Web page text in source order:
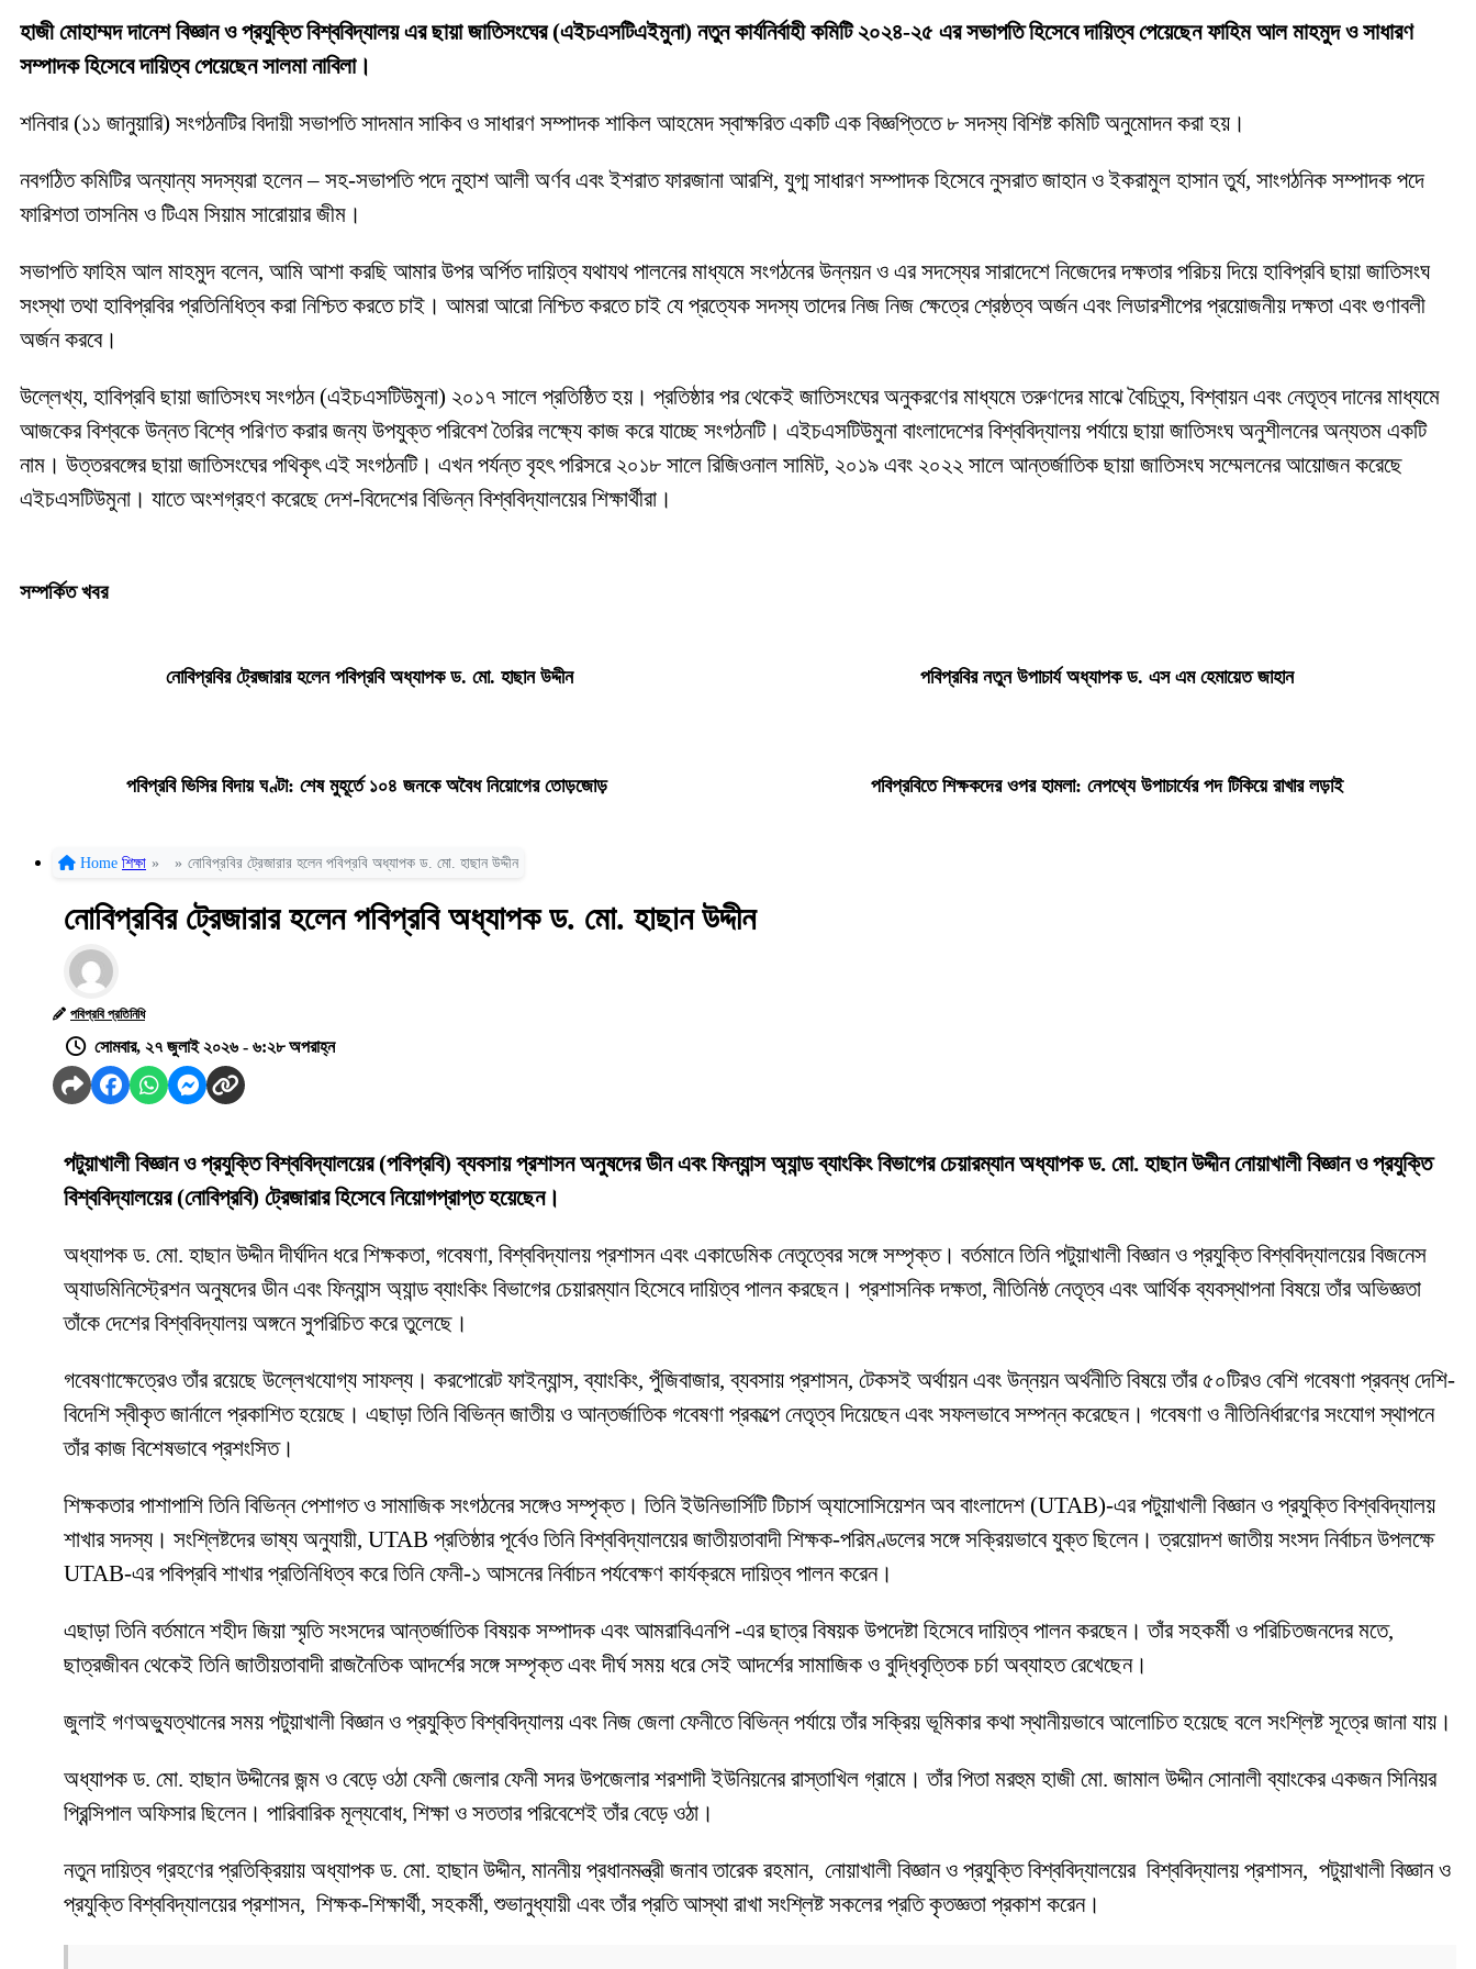
হাজী মোহাম্মদ দানেশ বিজ্ঞান ও প্রযুক্তি বিশ্ববিদ্যালয় এর ছায়া জাতিসংঘের (এইচএসটিএইমুনা) নতুন কার্যনির্বাহী কমিটি ২০২৪-২৫ এর সভাপতি হিসেবে দায়িত্ব পেয়েছেন ফাহিম আল মাহমুদ ও সাধারণ
সম্পাদক হিসেবে দায়িত্ব পেয়েছেন সালমা নাবিলা।
শনিবার (১১ জানুয়ারি) সংগঠনটির বিদায়ী সভাপতি সাদমান সাকিব ও সাধারণ সম্পাদক শাকিল আহমেদ স্বাক্ষরিত একটি এক বিজ্ঞপ্তিতে ৮ সদস্য বিশিষ্ট কমিটি অনুমোদন করা হয়।
নবগঠিত কমিটির অন্যান্য সদস্যরা হলেন – সহ-সভাপতি পদে নুহাশ আলী অর্ণব এবং ইশরাত ফারজানা আরশি, যুগ্ম সাধারণ সম্পাদক হিসেবে নুসরাত জাহান ও ইকরামুল হাসান তুর্য, সাংগঠনিক সম্পাদক পদে
ফারিশতা তাসনিম ও টিএম সিয়াম সারোয়ার জীম।
সভাপতি ফাহিম আল মাহমুদ বলেন, আমি আশা করছি আমার উপর অর্পিত দায়িত্ব যথাযথ পালনের মাধ্যমে সংগঠনের উন্নয়ন ও এর সদস্যের সারাদেশে নিজেদের দক্ষতার পরিচয় দিয়ে হাবিপ্রবি ছায়া জাতিসংঘ
সংস্থা তথা হাবিপ্রবির প্রতিনিধিত্ব করা নিশ্চিত করতে চাই। আমরা আরো নিশ্চিত করতে চাই যে প্রত্যেক সদস্য তাদের নিজ নিজ ক্ষেত্রে শ্রেষ্ঠত্ব অর্জন এবং লিডারশীপের প্রয়োজনীয় দক্ষতা এবং গুণাবলী
অর্জন করবে।
উল্লেখ্য, হাবিপ্রবি ছায়া জাতিসংঘ সংগঠন (এইচএসটিউমুনা) ২০১৭ সালে প্রতিষ্ঠিত হয়। প্রতিষ্ঠার পর থেকেই জাতিসংঘের অনুকরণের মাধ্যমে তরুণদের মাঝে বৈচিত্র্য, বিশ্বায়ন এবং নেতৃত্ব দানের মাধ্যমে
আজকের বিশ্বকে উন্নত বিশ্বে পরিণত করার জন্য উপযুক্ত পরিবেশ তৈরির লক্ষ্যে কাজ করে যাচ্ছে সংগঠনটি। এইচএসটিউমুনা বাংলাদেশের বিশ্ববিদ্যালয় পর্যায়ে ছায়া জাতিসংঘ অনুশীলনের অন্যতম একটি
নাম। উত্তরবঙ্গের ছায়া জাতিসংঘের পথিকৃৎ এই সংগঠনটি। এখন পর্যন্ত বৃহৎ পরিসরে ২০১৮ সালে রিজিওনাল সামিট, ২০১৯ এবং ২০২২ সালে আন্তর্জাতিক ছায়া জাতিসংঘ সম্মেলনের আয়োজন করেছে
এইচএসটিউমুনা। যাতে অংশগ্রহণ করেছে দেশ-বিদেশের বিভিন্ন বিশ্ববিদ্যালয়ের শিক্ষার্থীরা।
সম্পর্কিত খবর
নোবিপ্রবির ট্রেজারার হলেন পবিপ্রবি অধ্যাপক ড. মো. হাছান উদ্দীন পবিপ্রবির নতুন উপাচার্য অধ্যাপক ড. এস এম হেমায়েত জাহান
পবিপ্রবি ভিসির বিদায় ঘণ্টা: শেষ মুহূর্তে ১০৪ জনকে অবৈধ নিয়োগের তোড়জোড় পবিপ্রবিতে শিক্ষকদের ওপর হামলা: নেপথ্যে উপাচার্যের পদ টিকিয়ে রাখার লড়াই
Home শিক্ষা » » নোবিপ্রবির ট্রেজারার হলেন পবিপ্রবি অধ্যাপক ড. মো. হাছান উদ্দীন
নোবিপ্রবির ট্রেজারার হলেন পবিপ্রবি অধ্যাপক ড. মো. হাছান উদ্দীন
পবিপ্রবি প্রতিনিধি
সোমবার, ২৭ জুলাই ২০২৬ - ৬:২৮ অপরাহ্ন
পটুয়াখালী বিজ্ঞান ও প্রযুক্তি বিশ্ববিদ্যালয়ের (পবিপ্রবি) ব্যবসায় প্রশাসন অনুষদের ডীন এবং ফিন্যান্স অ্যান্ড ব্যাংকিং বিভাগের চেয়ারম্যান অধ্যাপক ড. মো. হাছান উদ্দীন নোয়াখালী বিজ্ঞান ও প্রযুক্তি
বিশ্ববিদ্যালয়ের (নোবিপ্রবি) ট্রেজারার হিসেবে নিয়োগপ্রাপ্ত হয়েছেন।
অধ্যাপক ড. মো. হাছান উদ্দীন দীর্ঘদিন ধরে শিক্ষকতা, গবেষণা, বিশ্ববিদ্যালয় প্রশাসন এবং একাডেমিক নেতৃত্বের সঙ্গে সম্পৃক্ত। বর্তমানে তিনি পটুয়াখালী বিজ্ঞান ও প্রযুক্তি বিশ্ববিদ্যালয়ের বিজনেস
অ্যাডমিনিস্ট্রেশন অনুষদের ডীন এবং ফিন্যান্স অ্যান্ড ব্যাংকিং বিভাগের চেয়ারম্যান হিসেবে দায়িত্ব পালন করছেন। প্রশাসনিক দক্ষতা, নীতিনিষ্ঠ নেতৃত্ব এবং আর্থিক ব্যবস্থাপনা বিষয়ে তাঁর অভিজ্ঞতা
তাঁকে দেশের বিশ্ববিদ্যালয় অঙ্গনে সুপরিচিত করে তুলেছে।
গবেষণাক্ষেত্রেও তাঁর রয়েছে উল্লেখযোগ্য সাফল্য। করপোরেট ফাইন্যান্স, ব্যাংকিং, পুঁজিবাজার, ব্যবসায় প্রশাসন, টেকসই অর্থায়ন এবং উন্নয়ন অর্থনীতি বিষয়ে তাঁর ৫০টিরও বেশি গবেষণা প্রবন্ধ দেশি-
বিদেশি স্বীকৃত জার্নালে প্রকাশিত হয়েছে। এছাড়া তিনি বিভিন্ন জাতীয় ও আন্তর্জাতিক গবেষণা প্রকল্পে নেতৃত্ব দিয়েছেন এবং সফলভাবে সম্পন্ন করেছেন। গবেষণা ও নীতিনির্ধারণের সংযোগ স্থাপনে
তাঁর কাজ বিশেষভাবে প্রশংসিত।
শিক্ষকতার পাশাপাশি তিনি বিভিন্ন পেশাগত ও সামাজিক সংগঠনের সঙ্গেও সম্পৃক্ত। তিনি ইউনিভার্সিটি টিচার্স অ্যাসোসিয়েশন অব বাংলাদেশ (UTAB)-এর পটুয়াখালী বিজ্ঞান ও প্রযুক্তি বিশ্ববিদ্যালয়
শাখার সদস্য। সংশ্লিষ্টদের ভাষ্য অনুযায়ী, UTAB প্রতিষ্ঠার পূর্বেও তিনি বিশ্ববিদ্যালয়ের জাতীয়তাবাদী শিক্ষক-পরিমণ্ডলের সঙ্গে সক্রিয়ভাবে যুক্ত ছিলেন। ত্রয়োদশ জাতীয় সংসদ নির্বাচন উপলক্ষে
UTAB-এর পবিপ্রবি শাখার প্রতিনিধিত্ব করে তিনি ফেনী-১ আসনের নির্বাচন পর্যবেক্ষণ কার্যক্রমে দায়িত্ব পালন করেন।
এছাড়া তিনি বর্তমানে শহীদ জিয়া স্মৃতি সংসদের আন্তর্জাতিক বিষয়ক সম্পাদক এবং আমরাবিএনপি -এর ছাত্র বিষয়ক উপদেষ্টা হিসেবে দায়িত্ব পালন করছেন। তাঁর সহকর্মী ও পরিচিতজনদের মতে,
ছাত্রজীবন থেকেই তিনি জাতীয়তাবাদী রাজনৈতিক আদর্শের সঙ্গে সম্পৃক্ত এবং দীর্ঘ সময় ধরে সেই আদর্শের সামাজিক ও বুদ্ধিবৃত্তিক চর্চা অব্যাহত রেখেছেন।
জুলাই গণঅভ্যুত্থানের সময় পটুয়াখালী বিজ্ঞান ও প্রযুক্তি বিশ্ববিদ্যালয় এবং নিজ জেলা ফেনীতে বিভিন্ন পর্যায়ে তাঁর সক্রিয় ভূমিকার কথা স্থানীয়ভাবে আলোচিত হয়েছে বলে সংশ্লিষ্ট সূত্রে জানা যায়।
অধ্যাপক ড. মো. হাছান উদ্দীনের জন্ম ও বেড়ে ওঠা ফেনী জেলার ফেনী সদর উপজেলার শরশাদী ইউনিয়নের রাস্তাখিল গ্রামে। তাঁর পিতা মরহুম হাজী মো. জামাল উদ্দীন সোনালী ব্যাংকের একজন সিনিয়র
প্রিন্সিপাল অফিসার ছিলেন। পারিবারিক মূল্যবোধ, শিক্ষা ও সততার পরিবেশেই তাঁর বেড়ে ওঠা।
নতুন দায়িত্ব গ্রহণের প্রতিক্রিয়ায় অধ্যাপক ড. মো. হাছান উদ্দীন, মাননীয় প্রধানমন্ত্রী জনাব তারেক রহমান, নোয়াখালী বিজ্ঞান ও প্রযুক্তি বিশ্ববিদ্যালয়ের বিশ্ববিদ্যালয় প্রশাসন, পটুয়াখালী বিজ্ঞান ও
প্রযুক্তি বিশ্ববিদ্যালয়ের প্রশাসন, শিক্ষক-শিক্ষার্থী, সহকর্মী, শুভানুধ্যায়ী এবং তাঁর প্রতি আস্থা রাখা সংশ্লিষ্ট সকলের প্রতি কৃতজ্ঞতা প্রকাশ করেন।